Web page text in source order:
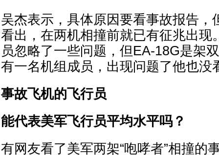
吴杰表示，具体原因要看事故报告，
看出，在两机相撞前就已有征兆出现
员忽略了一些问题，但EA-18G是架
有一名机组成员，出现问题了他也没
事故飞机的飞行员
能代表美军飞行员平均水平吗？
有网友看了美军两架“咆哮者”相撞的